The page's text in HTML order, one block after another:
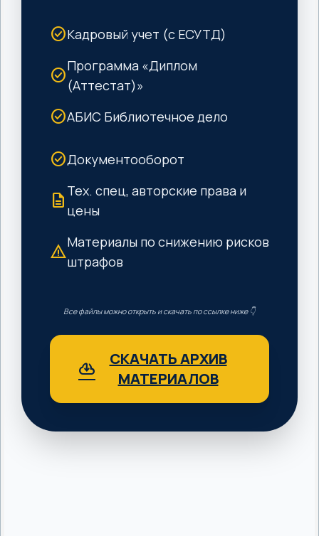
check_circleКадровый учет (с ЕСУТД)
check_circleПрограмма «Диплом
(Аттестат)»
check_circleАБИС Библиотечное дело
check_circleДокументооборот
description Тех. спец, авторские права и
цены
warningМатериалы по снижению рисков
штрафов
Все файлы можно открыть и скачать по ссылке ниже 👇
cloud_download
СКАЧАТЬ АРХИВ
МАТЕРИАЛОВ